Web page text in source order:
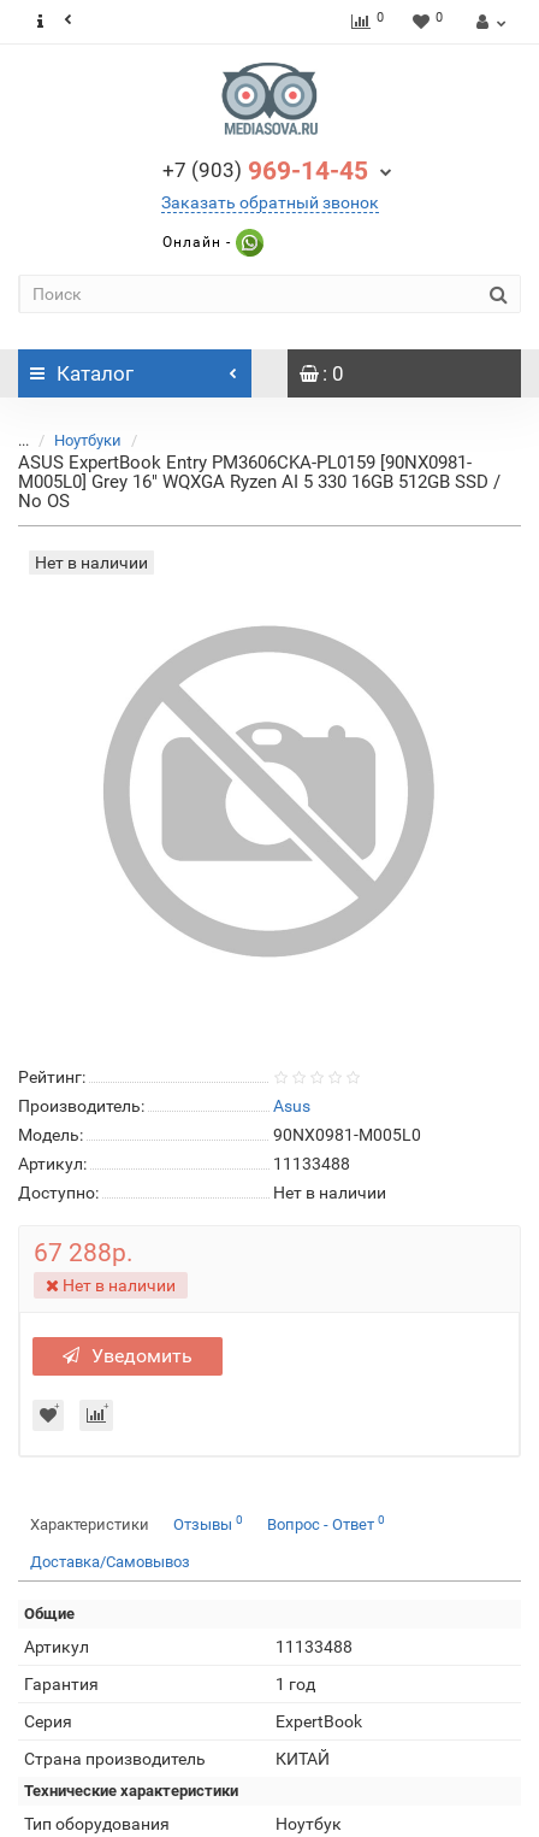
0 0
+7 (903) 969-14-45
Заказать обратный звонок
Онлайн -
Каталог : 0
... Ноутбуки
ASUS ExpertBook Entry PM3606CKA-PL0159 [90NX0981-
M005L0] Grey 16" WQXGA Ryzen AI 5 330 16GB 512GB SSD /
No OS
Нет в наличии
Рейтинг:
Производитель:
Asus
Модель:
90NX0981-M005L0
Артикул:
11133488
Доступно:
Нет в наличии
67 288р.
Нет в наличии
Уведомить
Характеристики Отзывы 0 Вопрос - Ответ 0
Доставка/Самовывоз
Общие
Артикул
11133488
Гарантия
1 год
Серия
ExpertBook
Страна производитель
КИТАЙ
Технические характеристики
Тип оборудования
Ноутбук